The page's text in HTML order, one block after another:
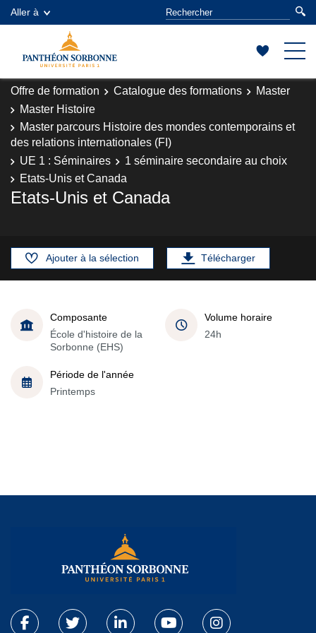
Aller à
Offre de formation Catalogue des formations
Master
Master Histoire
Master parcours Histoire des mondes contemporains et
des relations internationales (FI)
UE 1 : Séminaires
1 séminaire secondaire au choix
Etats-Unis et Canada
Etats-Unis et Canada
Ajouter à la sélection Télécharger
Composante
École d'histoire de la
Sorbonne (EHS)
Volume horaire
24h
Période de l'année
Printemps